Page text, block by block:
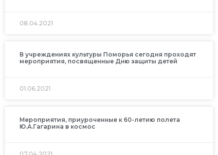
08.04.2021
В учреждениях культуры Поморья сегодня проходят
мероприятия, посвященные Дню защиты детей
01.06.2021
Мероприятия, приуроченные к 60-летию полета
Ю.А.Гагарина в космос